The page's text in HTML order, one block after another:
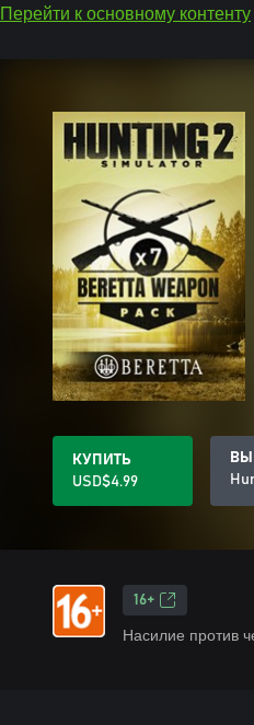
Перейти к основному контенту
КУПИТЬ
USD$4.99
16+
Насилие против